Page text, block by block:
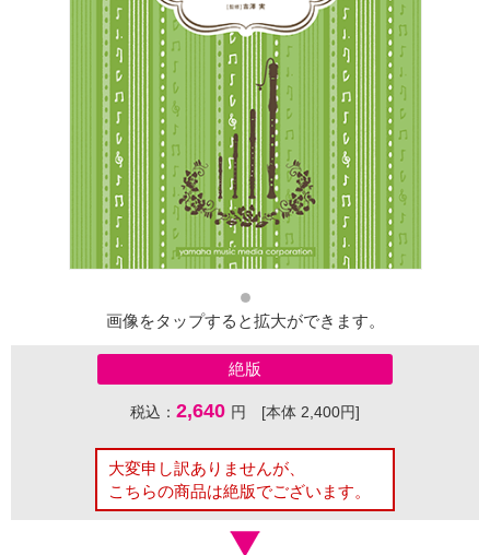
画像をタップすると拡大ができます。
絶版
税込： 2,640 円 [本体 2,400円]
大変申し訳ありませんが、
こちらの商品は絶版でございます。